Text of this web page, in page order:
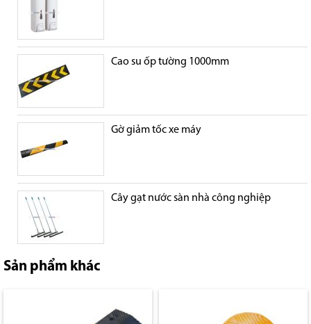
Cao su ốp tường 1000mm
Gờ giảm tốc xe máy
Cây gạt nước sàn nhà công nghiệp
Sản phẩm khác